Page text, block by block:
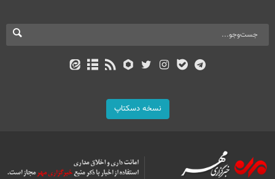
نسخه دسکتاپ